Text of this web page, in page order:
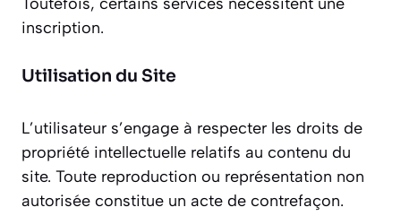
inscription.
Utilisation du Site
L’utilisateur s’engage à respecter les droits de
propriété intellectuelle relatifs au contenu du
site. Toute reproduction ou représentation non
autorisée constitue un acte de contrefaçon.